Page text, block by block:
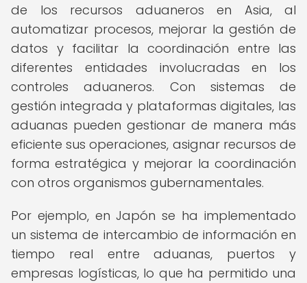
de los recursos aduaneros en Asia, al
automatizar procesos, mejorar la gestión de
datos y facilitar la coordinación entre las
diferentes entidades involucradas en los
controles aduaneros. Con sistemas de
gestión integrada y plataformas digitales, las
aduanas pueden gestionar de manera más
eficiente sus operaciones, asignar recursos de
forma estratégica y mejorar la coordinación
con otros organismos gubernamentales.
Por ejemplo, en Japón se ha implementado
un sistema de intercambio de información en
tiempo real entre aduanas, puertos y
empresas logísticas, lo que ha permitido una